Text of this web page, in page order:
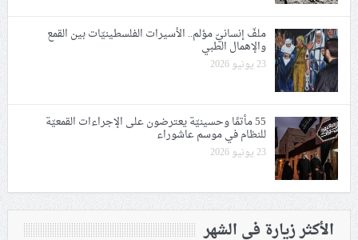
ملفّ إنسانيّ مؤلم.. الأسيرات الفلسطينيّات بين القمع
والإهمال الطبي
23 يونيو 2026
55 مأتمًا وحسينيّة يعترضون على الإجراءات القمعيّة
للنظام في موسم عاشوراء
23 يونيو 2026
الأكثر زيارة في الشهر